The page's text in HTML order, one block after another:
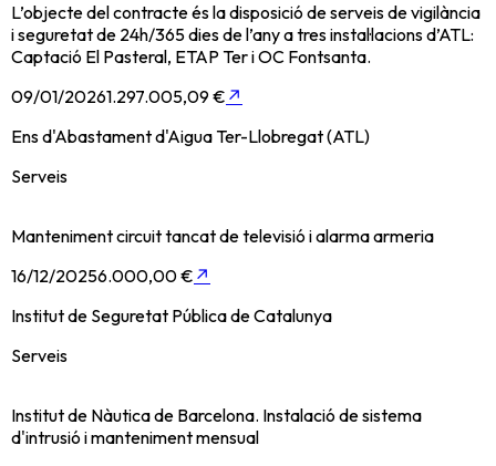
L’objecte del contracte és la disposició de serveis de vigilància
i seguretat de 24h/365 dies de l’any a tres instal·lacions d’ATL:
Captació El Pasteral, ETAP Ter i OC Fontsanta.
09/01/20261.297.005,09 € ↗
Ens d'Abastament d'Aigua Ter-Llobregat (ATL)
Serveis
Manteniment circuit tancat de televisió i alarma armeria
16/12/20256.000,00 € ↗
Institut de Seguretat Pública de Catalunya
Serveis
Institut de Nàutica de Barcelona. Instalació de sistema
d'intrusió i manteniment mensual